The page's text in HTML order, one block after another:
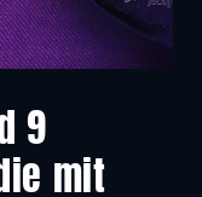
9
mit